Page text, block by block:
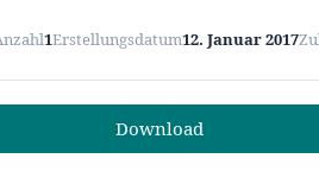
1Erstellungsdatum12. Januar 2017
Download